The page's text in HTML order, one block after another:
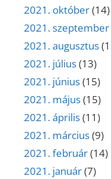
2021. október(14)
2021. szeptember
2021. augusztus
2021. július(13)
2021. június(15)
2021. május(15)
2021. április(11)
2021. március(9)
2021. február(14)
2021. január(7)